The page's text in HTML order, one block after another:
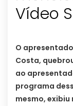
Vídeo
O
Costa,
ao
programa
mesmo, exibiu